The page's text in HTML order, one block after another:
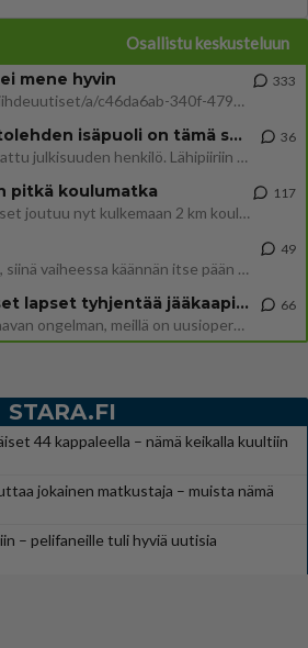
Osallistu keskusteluun
mene hyvin
https://www.iltalehti.fi/viihdeuutiset/a/c46da6ab-340f-4790-aaa7-0865eed2336 Yrityksen konkurssihakemus on tullut kärä
333
Tiesitkö? Martina Aitolehden isäpuoli on tämä suosittu laulaja
Martina Aitolehti on seurattu julkisuuden henkilö. Lähipiiriin mahtuu muitakin tunnettuja henkilöitä. Tiesitkö, että Ma
36
pitkä koulumatka
Hesarissa päivitellään lapset joutuu nyt kulkemaan 2 km kouluun jösses. Ruostefillarilla tuo matka menee vaikka miten äk
117
Mutta mies vain tuijottaa, siinä vaiheessa käännän itse pään pois. Mikä juttu? Yleensä jos joku tuijottaa tai katsoo, hä
49
Uusioperheen aikuiset lapset tyhjentää jääkaapin käydessään
Miten selvittäisitte seuraavan ongelman, meillä on uusioperhe, minulla teini-ikäiset lapset ja puolisolla aikuiset, jotk
66
STARA.FI
44 kappaleella – nämä keikalla kuultiin
jokainen matkustaja – muista nämä
– pelifaneille tuli hyviä uutisia